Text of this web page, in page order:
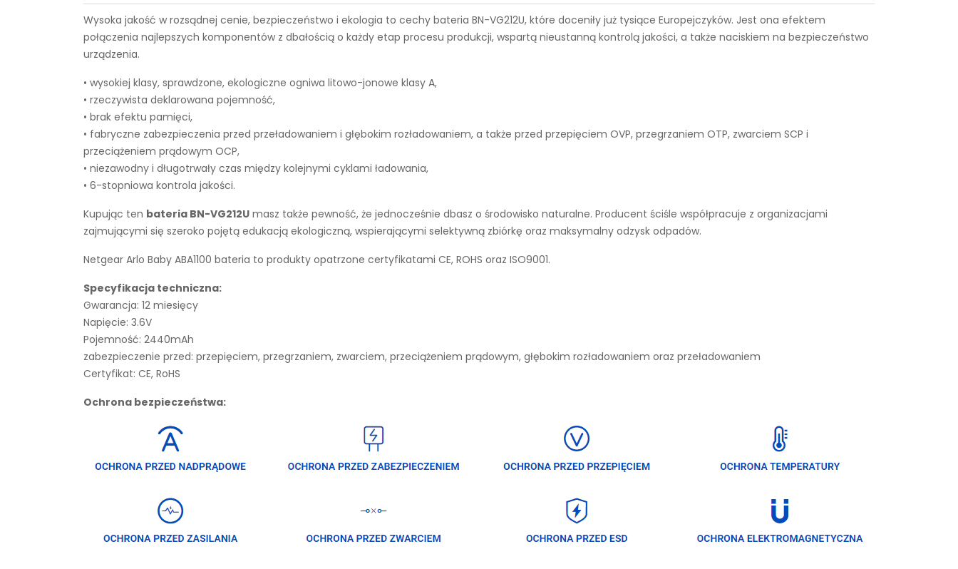
Wysoka jakość w rozsądnej cenie, bezpieczeństwo i ekologia to cechy bateria BN-VG212U, które doceniły już tysiące Europejczyków. Jest ona efektem
połączenia najlepszych komponentów z dbałością o każdy etap procesu produkcji, wspartą nieustanną kontrolą jakości, a także naciskiem na bezpieczeństwo
urządzenia.
• wysokiej klasy, sprawdzone, ekologiczne ogniwa litowo-jonowe klasy A,
• rzeczywista deklarowana pojemność,
• brak efektu pamięci,
• fabryczne zabezpieczenia przed przeładowaniem i głębokim rozładowaniem, a także przed przepięciem OVP, przegrzaniem OTP, zwarciem SCP i
przeciążeniem prądowym OCP,
• niezawodny i długotrwały czas między kolejnymi cyklami ładowania,
• 6-stopniowa kontrola jakości.
Kupując ten bateria BN-VG212U masz także pewność, że jednocześnie dbasz o środowisko naturalne. Producent ściśle współpracuje z organizacjami
zajmującymi się szeroko pojętą edukacją ekologiczną, wspierającymi selektywną zbiórkę oraz maksymalny odzysk odpadów.
Netgear Arlo Baby ABA1100 bateria to produkty opatrzone certyfikatami CE, ROHS oraz ISO9001.
Specyfikacja techniczna:
Gwarancja: 12 miesięcy
Napięcie: 3.6V
Pojemność: 2440mAh
zabezpieczenie przed: przepięciem, przegrzaniem, zwarciem, przeciążeniem prądowym, głębokim rozładowaniem oraz przeładowaniem
Certyfikat: CE, RoHS
Ochrona bezpieczeństwa: